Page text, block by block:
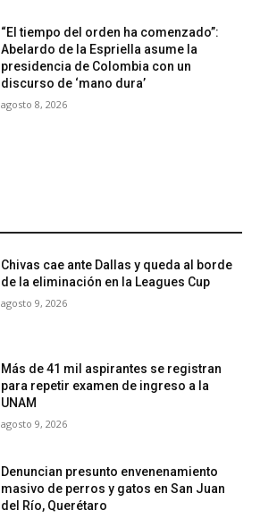
“El tiempo del orden ha comenzado”:
Abelardo de la Espriella asume la
presidencia de Colombia con un
discurso de ‘mano dura’
agosto 8, 2026
Chivas cae ante Dallas y queda al borde
de la eliminación en la Leagues Cup
agosto 9, 2026
Más de 41 mil aspirantes se registran
para repetir examen de ingreso a la
UNAM
agosto 9, 2026
Denuncian presunto envenenamiento
masivo de perros y gatos en San Juan
del Río, Querétaro